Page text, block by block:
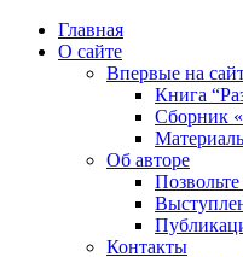
Главная
О сайте
Впервые на
Книга
Сборник
Об авторе
Контакты